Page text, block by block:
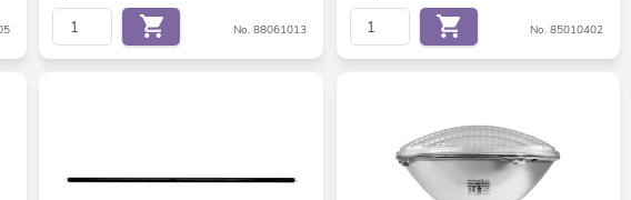
No. 88061013 No. 85010402